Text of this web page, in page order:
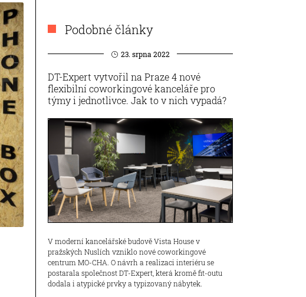
Podobné články
23. srpna 2022
DT-Expert vytvořil na Praze 4 nové
flexibilní coworkingové kanceláře pro
týmy i jednotlivce. Jak to v nich vypadá?
V moderní kancelářské budově Vista House v
pražských Nuslích vzniklo nové coworkingové
centrum MO-CHA. O návrh a realizaci interiéru se
postarala společnost DT-Expert, která kromě fit-outu
dodala i atypické prvky a typizovaný nábytek.